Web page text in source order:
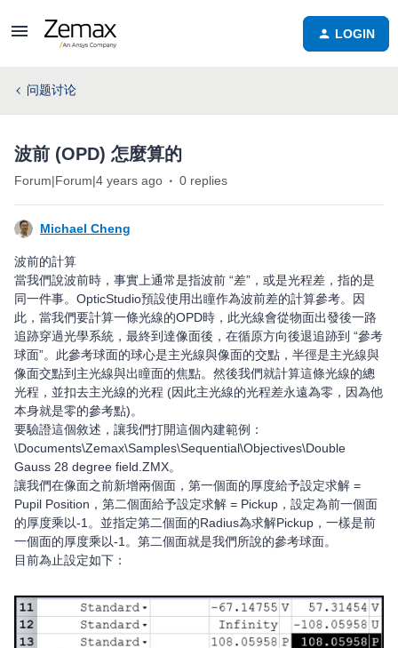
LOGIN
问题讨论
波前 (OPD) 怎麼算的
Forum|Forum|4 years ago 0 replies
Michael Cheng
波前的計算
當我們說波前時，事實上通常是指波前 “差”，或是光程差，指的是
同一件事。OpticStudio預設使用出瞳作為波前差的計算參考。因
此，當我們要計算一條光線的OPD時，此光線會從物面出發後一路
追跡穿過光學系統，最終到達像面後，在循原方向後退追跡到 “參考
球面”。此參考球面的球心是主光線與像面的交點，半徑是主光線與
像面交點到主光線與出瞳面的焦點。然後我們就計算這條光線的總
光程，並扣去主光線的光程 (因此主光線的光程差永遠為零，因為他
本身就是零的參考點)。
要驗證這個敘述，讓我們打開這個內建範例：
\Documents\Zemax\Samples\Sequential\Objectives\Double
Gauss 28 degree field.ZMX。
讓我們在像面之前新增兩個面，第一個面的厚度給予設定求解 =
Pupil Position，第二個面給予設定求解 = Pickup，設定為前一個面
的厚度乘以-1。並指定第二個面的Radius為求解Pickup，一樣是前
一個面的厚度乘以-1。第二個面就是我們所說的參考球面。
目前為止設定如下：